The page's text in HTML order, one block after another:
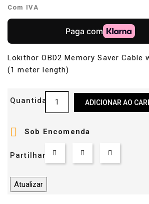
Com IVA
Lokithor OBD2 Memory Saver Cable
(1 meter length)
Quantidade ADICIONAR AO
 Sob Encomenda
Partilhar